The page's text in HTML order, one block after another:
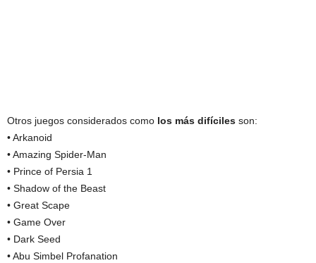
Otros juegos considerados como los más difíciles son:
• Arkanoid
• Amazing Spider-Man
• Prince of Persia 1
• Shadow of the Beast
• Great Scape
• Game Over
• Dark Seed
• Abu Simbel Profanation